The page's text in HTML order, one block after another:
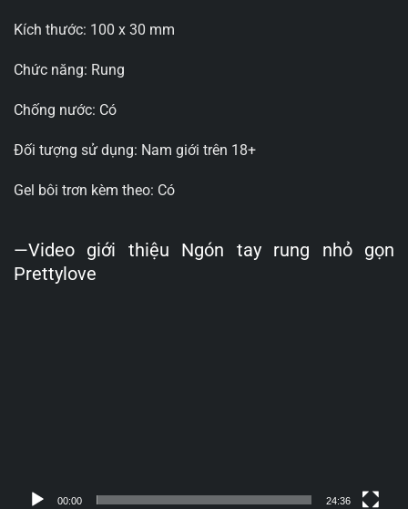
Kích thước: 100 x 30 mm
Chức năng: Rung
Chống nước: Có
Đối tượng sử dụng: Nam giới trên 18+
Gel bôi trơn kèm theo: Có
—Video giới thiệu Ngón tay rung nhỏ gọn
Prettylove
00:00 24:36